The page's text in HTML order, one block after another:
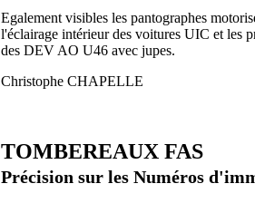
Egalement visibles les pantographes
l'éclairage intérieur des voitures UIC et les
des DEV AO U46 avec jupes.
Christophe CHAPELLE
TOMBEREAUX FAS
Précision sur les Numéros